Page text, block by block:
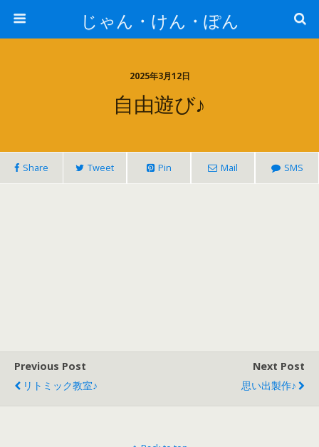
じゃん・けん・ぽん
2025年3月12日
自由遊び♪
Share Tweet Pin Mail SMS
Previous Post
リトミック教室♪
Next Post
思い出製作♪